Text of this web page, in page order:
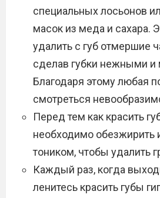
специальных лосьонов
масок из меда и сахара.
удалить с губ отмершие
сделав губки нежными и
Благодаря этому любая
смотреться
Перед тем как красить
необходимо обезжирить
тоником, чтобы удалить
Каждый раз, когда
ленитесь красить губы